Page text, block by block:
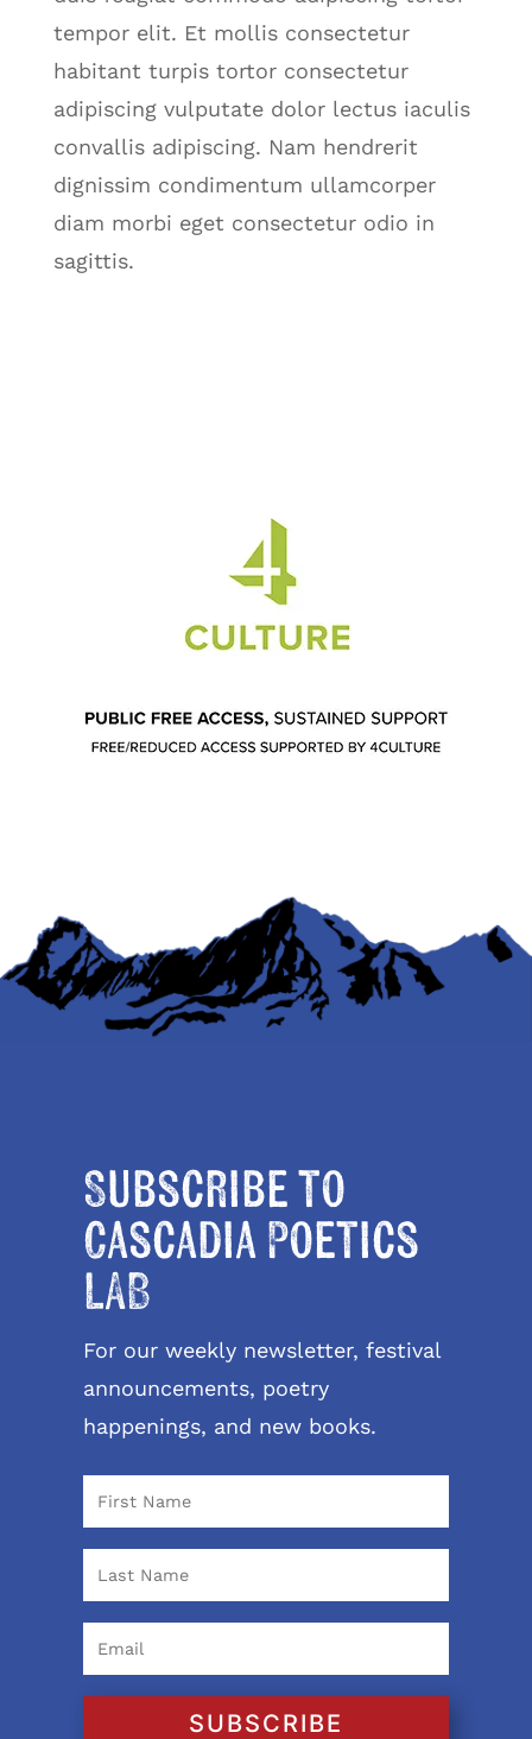
tempor elit. Et mollis consectetur
habitant turpis tortor consectetur
adipiscing vulputate dolor lectus iaculis
convallis adipiscing. Nam hendrerit
dignissim condimentum ullamcorper
diam morbi eget consectetur odio in
sagittis.
Subscribe to
Cascadia Poetics
LAB
For our weekly newsletter, festival
announcements, poetry
happenings, and new books.
SUBSCRIBE